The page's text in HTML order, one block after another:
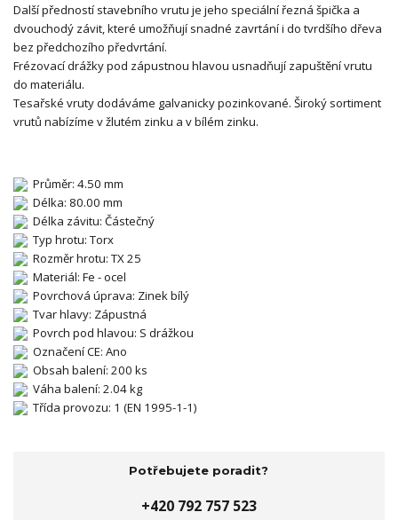
Další předností stavebního vrutu je jeho speciální řezná špička a
dvouchodý závit, které umožňují snadné zavrtání i do tvrdšího dřeva
bez předchozího předvrtání.
Frézovací drážky pod zápustnou hlavou usnadňují zapuštění vrutu
do materiálu.
Tesařské vruty dodáváme galvanicky pozinkované. Široký sortiment
vrutů nabízíme v žlutém zinku a v bílém zinku.
Průměr: 4.50 mm
Délka: 80.00 mm
Délka závitu: Částečný
Typ hrotu: Torx
Rozměr hrotu: TX 25
Materiál: Fe - ocel
Povrchová úprava: Zinek bílý
Tvar hlavy: Zápustná
Povrch pod hlavou: S drážkou
Označení CE: Ano
Obsah balení: 200 ks
Váha balení: 2.04 kg
Třída provozu: 1 (EN 1995-1-1)
Potřebujete poradit?
+420 792 757 523